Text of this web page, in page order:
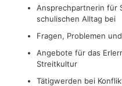
Ansprechpartnerin für
schulischen Alltag bei
Fragen, Problemen
Angebote für das
Streitkultur
Tätigwerden bei